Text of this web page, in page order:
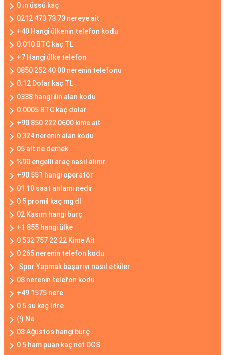
0 ın üssü kaç
0212 473 73 73 nereye ait
+40 Hangi ülkenin telefon kodu
0.010 BTC kaç TL
+7 Hangi ülke telefon
0850 252 40 00 nerenin telefonu
0.12 Dolar kaç TL
0338 hangi ilin alan kodu
0.0005 BTC kaç dolar
+90 850 222 0600 kime ait
0 324 nerenin alan kodu
05 alt ne demek
%90 engelli araç nasıl alınır
+90 551 hangi operatör
01 10 saat anlamı nedir
0 5 promil kaç mg dl
02 Kasım hangi burç
+1 855 hangi ülke
0 532 757 22 22 Kime Ait
0 265 nerenin telefon kodu
.Spor Yapmak başarıyı nasıl etkiler
08 nerenin telefon kodu
+49 1575 nere
0 5 su kaç litre
(!) Ne
08 Ağustos hangi burç
0 5 ham puan kaç net DGS